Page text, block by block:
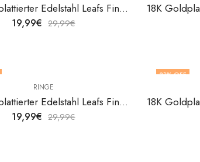
18K Goldplattierter Edelstahl Leafs Fingerring von V&F Jewelers
19,99€ 29,99€
RINGE
18K Goldplattierter Edelstahl Leafs Fingerring von V&F Jewelers
19,99€ 29,99€
31% OFF